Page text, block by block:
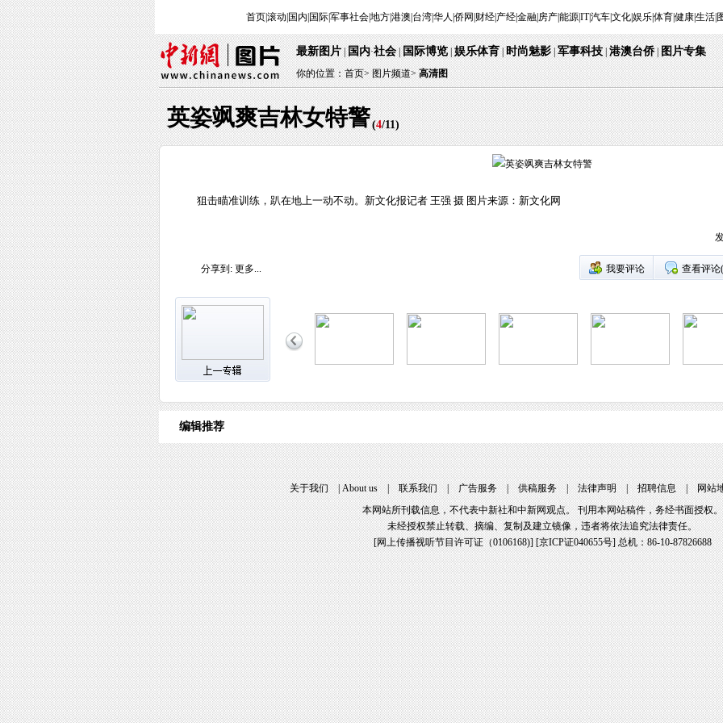
首页|滚动 国内 国际|军事社会|地方|港澳 台湾|华人 侨网 财经| 产经|金融| 房产|能源|IT|汽车|文化|娱乐|体育|健康|生活|
最新图片|国内·社会|国际博览|娱乐体育|时尚魅影|军事科技|港澳台侨|图片专集
你的位置：首页>图片频道> 高清图
英姿飒爽吉林女特警(4/11)
狙击瞄准训练，趴在地上一动不动。新文化报记者 王强 摄 图片来源：新文化网
分享到: 更多... 我要评论 查看评论(
编辑推荐
关于我们|About us|联系我们|广告服务|供稿服务|法律声明|招聘信息|网站
本网站所刊载信息，不代表中新社和中新网观点。 刊用本网站稿件，务经书面授权。
未经授权禁止转载、摘编、复制及建立镜像，违者将依法追究法律责任。
[网上传播视听节目许可证（0106168)] [京ICP证040655号] 总机：86-10-87826688